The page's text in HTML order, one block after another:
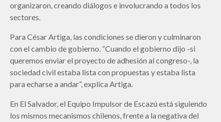
organizaron, creando diálogos e involucrando a todos los
sectores.
Para César Artiga, las condiciones se dieron y culminaron
con el cambio de gobierno. “Cuando el gobierno dijo -si
queremos enviar el proyecto de adhesión al congreso-, la
sociedad civil estaba lista con propuestas y estaba lista
para echarse a andar”, explica Artiga.
En El Salvador, el Equipo Impulsor de Escazú está siguiendo
los mismos mecanismos chilenos, frente a la negativa del